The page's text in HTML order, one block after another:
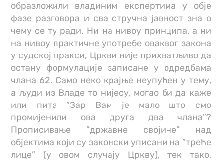
образложили владиним експертима у обје
фазе разговора и сва стручна јавност зна о
чему се ту ради. Ни на нивоу принципа, а ни
на нивоу практичне употребе оваквог закона
у судској пракси, Цркви није прихватљиво да
остану формулације записане у одредбама
члана 62. Само неко крајње неупућен у тему,
а људи из Владе то нијесу, могао би да каже
или пита ”Зар Вам је мало што смо
промијенили ова друга два члана”?
Прописивање ”државне својине” над
објектима који су законски уписани на ”треће
лице” (у овом случају Цркву), тек тако,